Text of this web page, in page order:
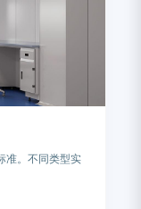
准。不同类型实